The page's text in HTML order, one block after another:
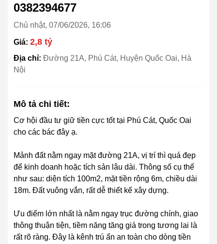
0382394677
Chủ nhật, 07/06/2026, 16:06
Giá: 2,8 tỷ
Địa chỉ: Đường 21A, Phú Cát, Huyện Quốc Oai, Hà
Nội
Mô tả chi tiết:
Cơ hội đầu tư giữ tiền cực tốt tại Phú Cát, Quốc Oai
cho các bác đây ạ.
Mảnh đất nằm ngay mặt đường 21A, vị trí thì quá đẹp
để kinh doanh hoặc tích sản lâu dài. Thông số cụ thể
như sau: diện tích 100m2, mặt tiền rộng 6m, chiều dài
18m. Đất vuông vắn, rất dễ thiết kế xây dựng.
Ưu điểm lớn nhất là nằm ngay trục đường chính, giao
thông thuận tiện, tiềm năng tăng giá trong tương lai là
rất rõ ràng. Đây là kênh trú ẩn an toàn cho dòng tiền